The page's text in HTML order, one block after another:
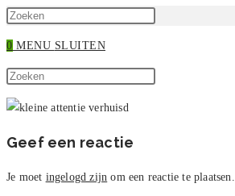
ZOEKEN
0 MENU SLUITEN
Zoek
op
site
zoekpaneel
Geef een reactie
Je moet ingelogd zijn om een reactie te plaatsen.